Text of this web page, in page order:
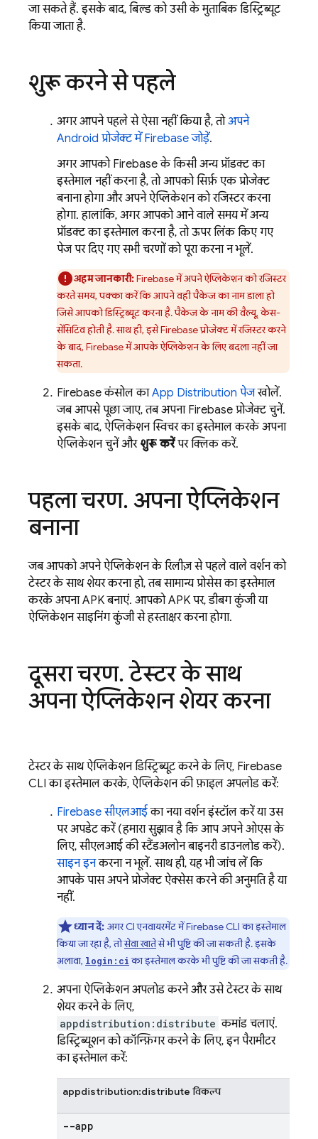
जा सकते हैं. इसके बाद, बिल्ड को उसी के मुताबिक डिस्ट्रिब्यूट
किया जाता है.
शुरू करने से पहले
अगर आपने पहले से ऐसा नहीं किया है, तोअपने
Android प्रोजेक्ट में Firebase जोड़ें.
अगर आपको Firebase के किसी अन्य प्रॉडक्ट का
इस्तेमाल नहीं करना है, तो आपको सिर्फ़ एक प्रोजेक्ट
बनाना होगा और अपने ऐप्लिकेशन को रजिस्टर करना
होगा. हालांकि, अगर आपको आने वाले समय में अन्य
प्रॉडक्ट का इस्तेमाल करना है, तो ऊपर लिंक किए गए
पेज पर दिए गए सभी चरणों को पूरा करना न भूलें.
अहम जानकारी:Firebase में अपने ऐप्लिकेशन को रजिस्टर
करते समय, पक्का करें कि आपने वही पैकेज का नाम डाला हो
जिसे आपको डिस्ट्रिब्यूट करना है. पैकेज के नाम की वैल्यू, केस-
सेंसिटिव होती है. साथ ही, इसे Firebase प्रोजेक्ट में रजिस्टर करने
के बाद, Firebase में आपके ऐप्लिकेशन के लिए बदला नहीं जा
सकता.
Firebaseकंसोल काApp Distribution पेजखोलें.
जब आपसे पूछा जाए, तब अपना Firebase प्रोजेक्ट चुनें.
इसके बाद, ऐप्लिकेशन स्विचर का इस्तेमाल करके अपना
ऐप्लिकेशन चुनें और शुरू करेंपर क्लिक करें.
पहला चरण. अपना ऐप्लिकेशन
बनाना
जब आपको अपने ऐप्लिकेशन के रिलीज़ से पहले वाले वर्शन को
टेस्टर के साथ शेयर करना हो, तब सामान्य प्रोसेस का इस्तेमाल
करके अपना APK बनाएं. आपको APK पर, डीबग कुंजी या
ऐप्लिकेशन साइनिंग कुंजी से हस्ताक्षर करना होगा.
दूसरा चरण.टेस्टर के साथ
अपना ऐप्लिकेशन शेयर करना
टेस्टर के साथ ऐप्लिकेशन डिस्ट्रिब्यूट करने के लिए, Firebase
CLI का इस्तेमाल करके, ऐप्लिकेशन की फ़ाइल अपलोड करें:
Firebaseसीएलआईका नया वर्शन इंस्टॉल करें या उस
पर अपडेट करें (हमारा सुझाव है कि आप अपने ओएस के
लिए, सीएलआई की स्टैंडअलोन बाइनरी डाउनलोड करें).
साइन इनकरना न भूलें. साथ ही, यह भी जांच लें कि
आपके पास अपने प्रोजेक्ट ऐक्सेस करने की अनुमति है या
नहीं.
ध्यान दें: अगर CI एनवायरमेंट में Firebase CLI का इस्तेमाल
किया जा रहा है, तोसेवा खातेसे भी पुष्टि की जा सकती है. इसके
अलावा, login:ciका इस्तेमाल करके भी पुष्टि की जा सकती है.
अपना ऐप्लिकेशन अपलोड करने और उसे टेस्टर के साथ
शेयर करने के लिए,
appdistribution:distribute कमांड चलाएं.
डिस्ट्रिब्यूशन को कॉन्फ़िगर करने के लिए, इन पैरामीटर
का इस्तेमाल करें:
appdistribution:distribute विकल्प
--app